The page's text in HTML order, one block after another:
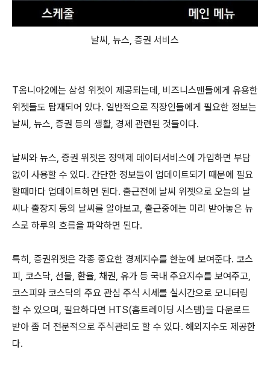
날씨, 뉴스, 증권 서비스
T옴니아2에는 삼성 위젯이 제공되는데, 비즈니스맨들에게 유용한
위젯들도 탑재되어 있다. 일반적으로 직장인들에게 필요한 정보는
날씨, 뉴스, 증권 등의 생활, 경제 관련된 것들이다.
날씨와 뉴스, 증권 위젯은 정액제 데이터서비스에 가입하면 부담
없이 사용할 수 있다. 간단한 정보들이 업데이트되기 때문에 필요
할때마다 업데이트하면 된다. 출근전에 날씨 위젯으로 오늘의 날
씨나 출장지 등의 날씨를 알아보고, 출근중에는 미리 받아놓은 뉴
스로 하루의 흐름을 파악하면 된다.
특히, 증권위젯은 각종 중요한 경제지수를 한눈에 보여준다. 코스
피, 코스닥, 선물, 환율, 채권, 유가 등 국내 주요지수를 보여주고,
코스피와 코스닥의 주요 관심 주식 시세를 실시간으로 모니터링
할 수 있으며, 필요하다면 HTS(홈트레이딩 시스템)을 다운로드
받아 좀 더 전문적으로 주식관리도 할 수 있다. 해외지수도 제공한
다.